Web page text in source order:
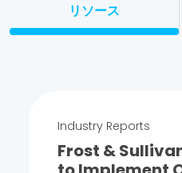
リソース
Industry Reports
Frost &